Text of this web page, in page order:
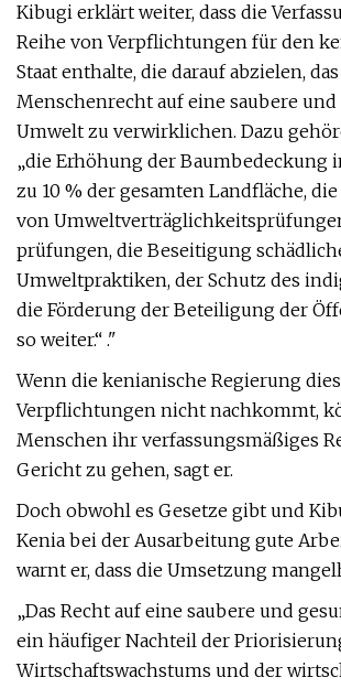
Kibugi erklärt weiter, dass die
Reihe von Verpflichtungen für den
Staat enthalte, die darauf abzielen, das
Menschenrecht auf eine saubere und
Umwelt zu verwirklichen. Dazu
„die Erhöhung der Baumbedeckung
zu 10 % der gesamten Landfläche,
von
prüfungen, die Beseitigung
Umweltpraktiken, der Schutz des
die Förderung der Beteiligung der
so weiter.“ ."
Wenn die kenianische Regierung
Verpflichtungen nicht nachkommt,
Menschen ihr verfassungsmäßiges
Gericht zu gehen, sagt er.
Doch obwohl es Gesetze gibt und
Kenia bei der Ausarbeitung gute
warnt er, dass die Umsetzung
„Das Recht auf eine saubere und
ein häufiger Nachteil der
Wirtschaftswachstums und der